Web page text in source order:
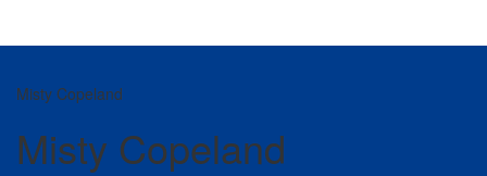
Misty Copeland
Misty Copeland